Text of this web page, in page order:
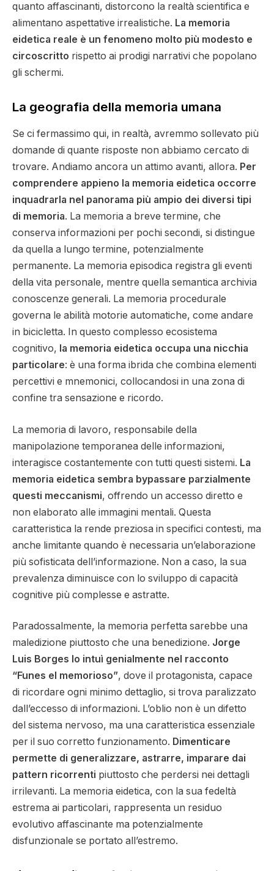
quanto affascinanti, distorcono la realtà scientifica e
alimentano aspettative irrealistiche. La memoria
eidetica reale è un fenomeno molto più modesto e
circoscritto rispetto ai prodigi narrativi che popolano
gli schermi.
La geografia della memoria umana
Se ci fermassimo qui, in realtà, avremmo sollevato più
domande di quante risposte non abbiamo cercato di
trovare. Andiamo ancora un attimo avanti, allora. Per
comprendere appieno la memoria eidetica occorre
inquadrarla nel panorama più ampio dei diversi tipi
di memoria. La memoria a breve termine, che
conserva informazioni per pochi secondi, si distingue
da quella a lungo termine, potenzialmente
permanente. La memoria episodica registra gli eventi
della vita personale, mentre quella semantica archivia
conoscenze generali. La memoria procedurale
governa le abilità motorie automatiche, come andare
in bicicletta. In questo complesso ecosistema
cognitivo, la memoria eidetica occupa una nicchia
particolare: è una forma ibrida che combina elementi
percettivi e mnemonici, collocandosi in una zona di
confine tra sensazione e ricordo.
La memoria di lavoro, responsabile della
manipolazione temporanea delle informazioni,
interagisce costantemente con tutti questi sistemi. La
memoria eidetica sembra bypassare parzialmente
questi meccanismi, offrendo un accesso diretto e
non elaborato alle immagini mentali. Questa
caratteristica la rende preziosa in specifici contesti, ma
anche limitante quando è necessaria un’elaborazione
più sofisticata dell’informazione. Non a caso, la sua
prevalenza diminuisce con lo sviluppo di capacità
cognitive più complesse e astratte.
Paradossalmente, la memoria perfetta sarebbe una
maledizione piuttosto che una benedizione. Jorge
Luis Borges lo intuì genialmente nel racconto
“Funes el memorioso”, dove il protagonista, capace
di ricordare ogni minimo dettaglio, si trova paralizzato
dall’eccesso di informazioni. L’oblio non è un difetto
del sistema nervoso, ma una caratteristica essenziale
per il suo corretto funzionamento. Dimenticare
permette di generalizzare, astrarre, imparare dai
pattern ricorrenti piuttosto che perdersi nei dettagli
irrilevanti. La memoria eidetica, con la sua fedeltà
estrema ai particolari, rappresenta un residuo
evolutivo affascinante ma potenzialmente
disfunzionale se portato all’estremo.